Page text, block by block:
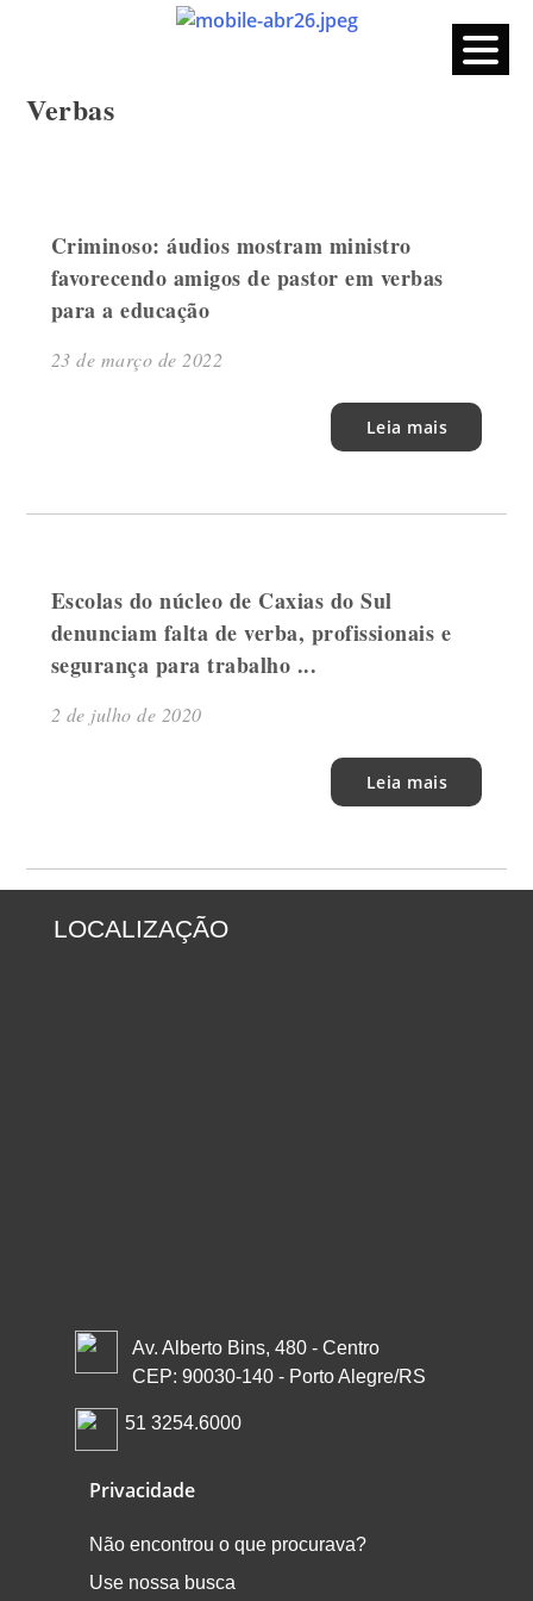
CPERS – Sindicato dos Professores e Funcionários de escola
Verbas
Criminoso: áudios mostram ministro
favorecendo amigos de pastor em verbas
para a educação
23 de março de 2022
Leia mais
Escolas do núcleo de Caxias do Sul
denunciam falta de verba, profissionais e
segurança para trabalho ...
2 de julho de 2020
Leia mais
LOCALIZAÇÃO
Av. Alberto Bins, 480 - Centro
CEP: 90030-140 - Porto Alegre/RS
51 3254.6000
Privacidade
Não encontrou o que procurava?
Use nossa busca